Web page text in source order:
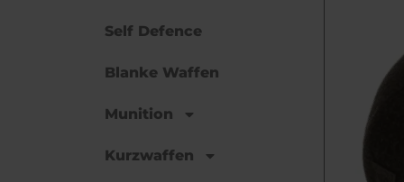
Self Defence
Blanke Waffen
Munition
Kurzwaffen